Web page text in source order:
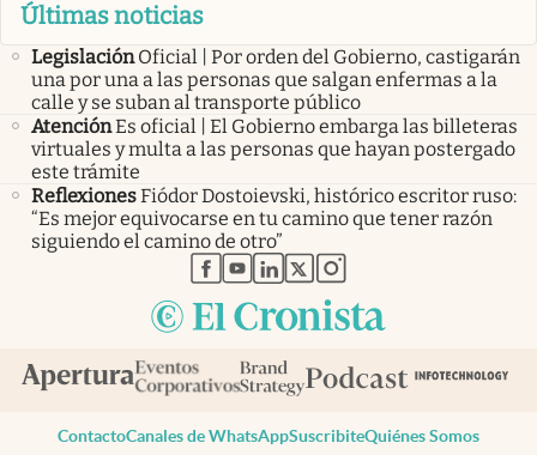
Últimas noticias
Legislación Oficial | Por orden del Gobierno, castigarán
una por una a las personas que salgan enfermas a la
calle y se suban al transporte público
AtenciónEs oficial | El Gobierno embarga las billeteras
virtuales y multa a las personas que hayan postergado
este trámite
ReflexionesFiódor Dostoievski, histórico escritor ruso:
“Es mejor equivocarse en tu camino que tener razón
siguiendo el camino de otro”
abre en nueva pestaña
abre en nueva pestaña
abre en nueva pestaña
abre en nueva pestaña
abre en nueva pestaña
ContactoCanales de WhatsAppSuscribiteQuiénes Somos